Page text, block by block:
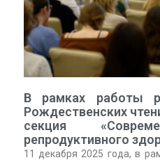
В рамках работы
Рождественских
секция
репродуктивного
11 декабря 2025 года, в